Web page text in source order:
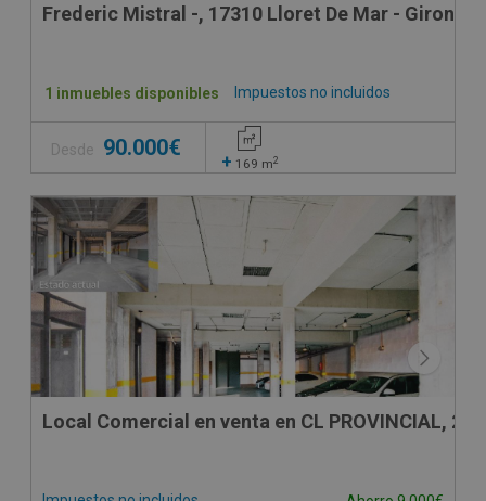
Frederic Mistral -, 17310 Lloret De Mar - Girona
Impuestos no incluidos
1 inmuebles disponibles
Desde 90.000€
+ 169 m2
Local Comercial en venta en CL PROVINCIAL, 24